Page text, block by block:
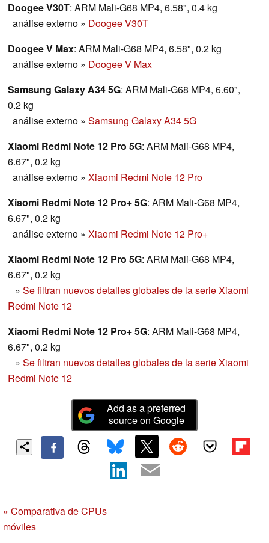
Doogee V30T: ARM Mali-G68 MP4, 6.58", 0.4 kg
análise externo » Doogee V30T
Doogee V Max: ARM Mali-G68 MP4, 6.58", 0.2 kg
análise externo » Doogee V Max
Samsung Galaxy A34 5G: ARM Mali-G68 MP4, 6.60",
0.2 kg
análise externo » Samsung Galaxy A34 5G
Xiaomi Redmi Note 12 Pro 5G: ARM Mali-G68 MP4,
6.67", 0.2 kg
análise externo » Xiaomi Redmi Note 12 Pro
Xiaomi Redmi Note 12 Pro+ 5G: ARM Mali-G68 MP4,
6.67", 0.2 kg
análise externo » Xiaomi Redmi Note 12 Pro+
Xiaomi Redmi Note 12 Pro 5G: ARM Mali-G68 MP4,
6.67", 0.2 kg
» Se filtran nuevos detalles globales de la serie Xiaomi
Redmi Note 12
Xiaomi Redmi Note 12 Pro+ 5G: ARM Mali-G68 MP4,
6.67", 0.2 kg
» Se filtran nuevos detalles globales de la serie Xiaomi
Redmi Note 12
Add as a preferred
source on Google
» Comparativa de CPUs
móviles